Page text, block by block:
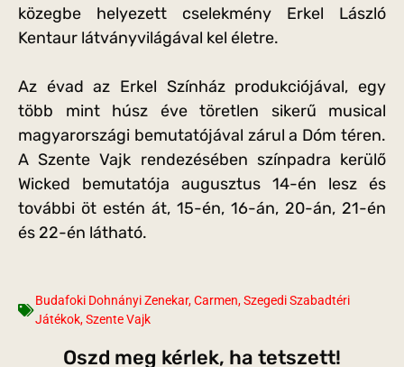
közegbe helyezett cselekmény Erkel László
Kentaur látványvilágával kel életre.
Az évad az Erkel Színház produkciójával, egy
több mint húsz éve töretlen sikerű musical
magyarországi bemutatójával zárul a Dóm téren.
A Szente Vajk rendezésében színpadra kerülő
Wicked bemutatója augusztus 14-én lesz és
további öt estén át, 15-én, 16-án, 20-án, 21-én
és 22-én látható.
Budafoki Dohnányi Zenekar,Carmen,Szegedi Szabadtéri
Játékok,Szente Vajk
Oszd meg kérlek, ha tetszett!